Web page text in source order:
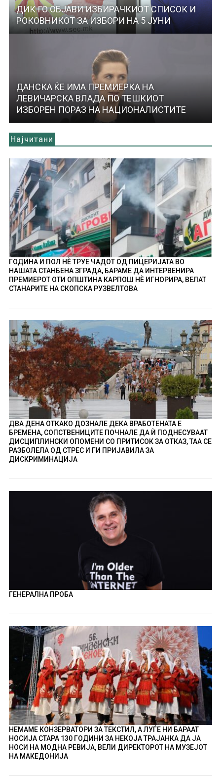
ДИК ГО ОБЈАВИ ИЗБИРАЧКИОТ СПИСОК И
РОКОВНИКОТ ЗА ИЗБОРИ НА 5 ЈУНИ
ДАНСКА ЌЕ ИМА ПРЕМИЕРКА НА
ЛЕВИЧАРСКА ВЛАДА ПО ТЕШКИОТ
ИЗБОРЕН ПОРАЗ НА НАЦИОНАЛИСТИТЕ
Најчитани
ГОДИНА И ПОЛ НÈ ТРУЕ ЧАДОТ ОД ПИЦЕРИЈАТА ВО
НАШАТА СТАНБЕНА ЗГРАДА, БАРАМЕ ДА ИНТЕРВЕНИРА
ПРЕМИЕРОТ ОТИ ОПШТИНА КАРПОШ НÈ ИГНОРИРА, ВЕЛАТ
СТАНАРИТЕ НА СКОПСКА РУЗВЕЛТОВА
ДВА ДЕНА ОТКАКО ДОЗНАЛЕ ДЕКА ВРАБОТЕНАТА Е
БРЕМЕНА, СОПСТВЕНИЦИТЕ ПОЧНАЛЕ ДА Ѝ ПОДНЕСУВААТ
ДИСЦИПЛИНСКИ ОПОМЕНИ СО ПРИТИСОК ЗА ОТКАЗ, ТАА СЕ
РАЗБОЛЕЛА ОД СТРЕС И ГИ ПРИЈАВИЛА ЗА
ДИСКРИМИНАЦИЈА
ГЕНЕРАЛНА ПРОБА
НЕМАМЕ КОНЗЕРВАТОРИ ЗА ТЕКСТИЛ, А ЛУЃЕ НИ БАРААТ
НОСИЈА СТАРА 130 ГОДИНИ ЗА НЕКОЈА ТРАЈАНКА ДА ЈА
НОСИ НА МОДНА РЕВИЈА, ВЕЛИ ДИРЕКТОРОТ НА МУЗЕЈОТ
НА МАКЕДОНИЈА